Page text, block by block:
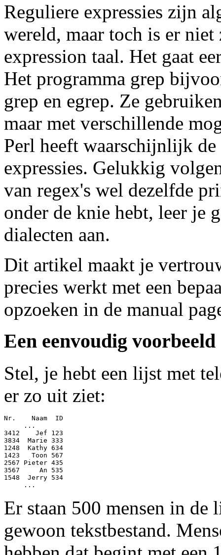
Reguliere expressies zijn
wereld, maar toch is er niet
expression taal. Het gaat
Het programma grep
grep en egrep. Ze
maar met verschillende
Perl heeft waarschijnlijk de
expressies. Gelukkig
van regex's wel dezelfde
onder de knie hebt, leer je
dialecten aan.
Dit artikel maakt je
precies werkt met een
opzoeken in de manual
Een eenvoudig voorbeeld
Stel, je hebt een lijst met
er zo uit ziet:
Nr.    Naam  ID
     ...
3412    Jef 123
3834  Marie 333
1248  Kathy 634
1423   Toon 567
2567 Pieter 435
3567     An 535
1548  Jerry 534
Er staan 500 mensen in de
gewoon tekstbestand.